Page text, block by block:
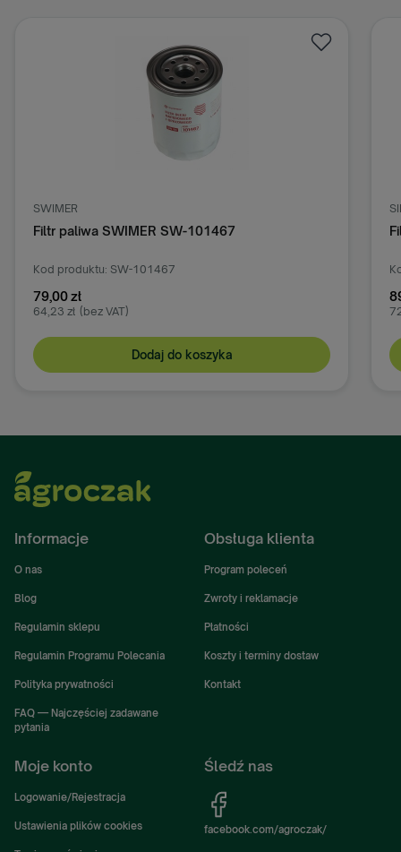
SWIMER
Filtr paliwa SWIMER SW-101467
Kod produktu: SW-101467
79,00 zł
64,23 zł (bez VAT)
Dodaj do koszyka
Informacje
O nas
Blog
Regulamin sklepu
Regulamin Programu Polecania
Polityka prywatności
FAQ — Najczęściej zadawane
pytania
Obsługa klienta
Program poleceń
Zwroty i reklamacje
Płatności
Koszty i terminy dostaw
Kontakt
Moje konto
Logowanie/Rejestracja
Ustawienia plików cookies
Śledź nas
facebook.com/agroczak/